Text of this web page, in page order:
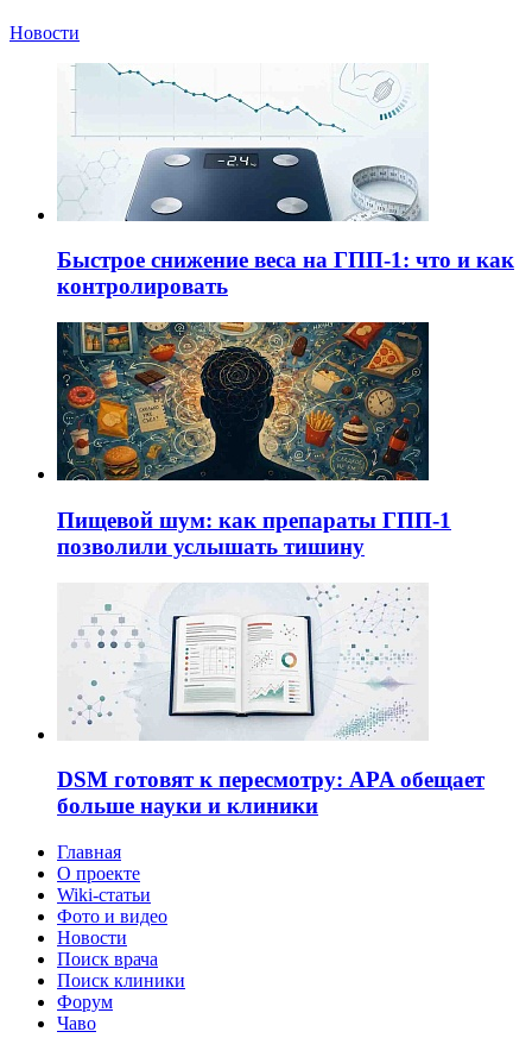
Новости
Быстрое снижение веса на ГПП-1: что и как
контролировать
Пищевой шум: как препараты ГПП-1
позволили услышать тишину
DSM готовят к пересмотру: APA обещает
больше науки и клиники
Главная
О проекте
Wiki-статьи
Фото и видео
Новости
Поиск врача
Поиск клиники
Форум
Чаво